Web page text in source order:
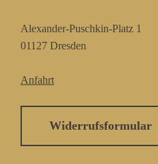
Alexander-Puschkin-Platz 1
01127 Dresden
Anfahrt
Widerrufsformular